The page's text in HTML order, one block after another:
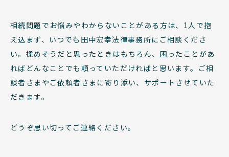
相続問題でお悩みやわからないことがある方は、1人で抱
え込まず、いつでも田中宏幸法律事務所にご相談くださ
い。揉めそうだと思ったときはもちろん、困ったことがあ
ればどんなことでも頼っていただければと思います。ご相
談者さまやご依頼者さまに寄り添い、サポートさせていた
だきます。
どうぞ思い切ってご連絡ください。